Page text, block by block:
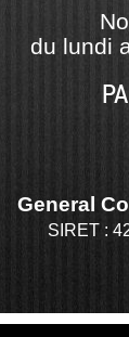
du lundi
General
SIRET :